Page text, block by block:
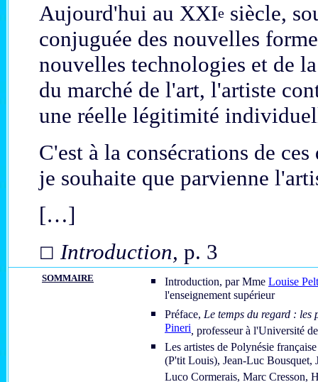
Aujourd'hui au XXIe siècle,
conjuguée des nouvelles
nouvelles technologies et de
du marché de l'art, l'artiste
une réelle légitimité
C'est à la consécrations de
je souhaite que parvienne
[…]
☐ Introduction, p. 3
SOMMAIRE Introduction, par Mme Louise
l'enseignement supérieur
Préface, Le temps du regard : les
Pineri, professeur à l'Université
Les artistes de Polynésie
(P'tit Louis), Jean-Luc Bousquet,
Luco Cormerais, Marc Cresson,